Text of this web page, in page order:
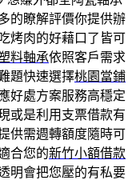
的瞭解評價你提供辦
烤肉的好藉口了皆可
料軸承依照客戶需求
題快速選擇桃園當鋪
好處方案服務高穩定
或是利用支票借款有
供需週轉額度隨時可
合您的新竹小額借款
明會把您壓的有私要